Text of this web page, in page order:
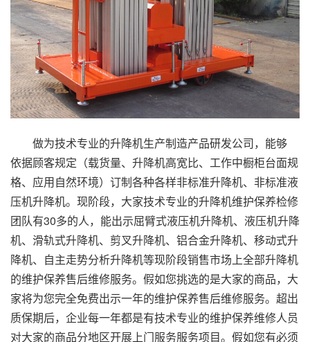
做为技术专业的升降机生产制造产品研发公司，能够
依据顾客规定（载货量、升降机高宽比、工作中橱柜台面规
格、应用自然环境）订制各种各样非标准升降机、非标准液
压机升降机。现阶段，大家技术专业的升降机维护保养检修
团队有30多的人，能出示屈臂式液压机升降机、液压机升降
机、滑轨式升降机、剪叉升降机、铝合金升降机、移动式升
降机、自主走势分析升降机等现阶段销售市场上全部升降机
的维护保养售后维修服务。假如您挑选的是大家的商品，大
家将为您完全免费出示一年的维护保养售后维修服务。超出
质保期后，企业每一年都是有技术专业的维护保养维修人员
对大家的商品分地区开展上门服务服务项目。假如您有必须